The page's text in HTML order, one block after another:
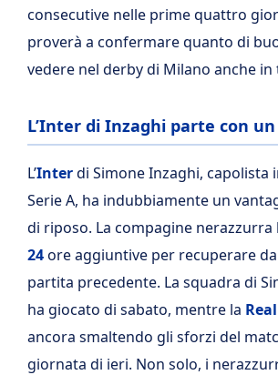
consecutive nelle prime quattro
proverà a confermare quanto di
vedere nel derby di Milano anche
L’Inter di Inzaghi parte con
L’Interdi Simone Inzaghi, capolista
Serie A, ha indubbiamente un
di riposo. La compagine nerazzurra
24ore aggiuntive per recuperare
partita precedente. La squadra di
ha giocato di sabato, mentre la
ancora smaltendo gli sforzi del
giornata di ieri. Non solo, i